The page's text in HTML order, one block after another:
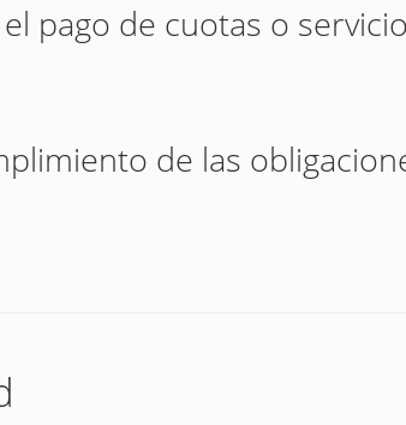
pago de cuotas o
de las